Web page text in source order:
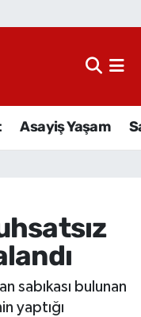
Asayiş Yaşam
sabıkası bulunan
yaptığı